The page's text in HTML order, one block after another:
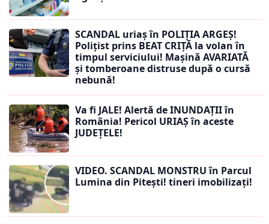
SCANDAL uriaș în POLIȚIA ARGEȘ!
Polițist prins BEAT CRIȚĂ la volan în
timpul serviciului! Mașină AVARIATĂ
și tomberoane distruse după o cursă
nebună!
Va fi JALE! Alertă de INUNDAȚII în
România! Pericol URIAȘ în aceste
JUDEȚELE!
VIDEO. SCANDAL MONSTRU în Parcul
Lumina din Pitești! tineri imobilizați!